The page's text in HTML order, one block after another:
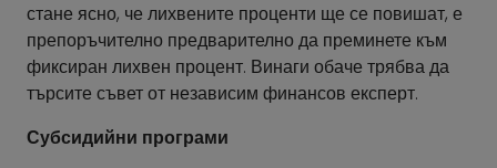
стане ясно, че лихвените проценти ще се повишат, е
препоръчително предварително да преминете към
фиксиран лихвен процент. Винаги обаче трябва да
търсите съвет от независим финансов експерт.
Субсидийни програми